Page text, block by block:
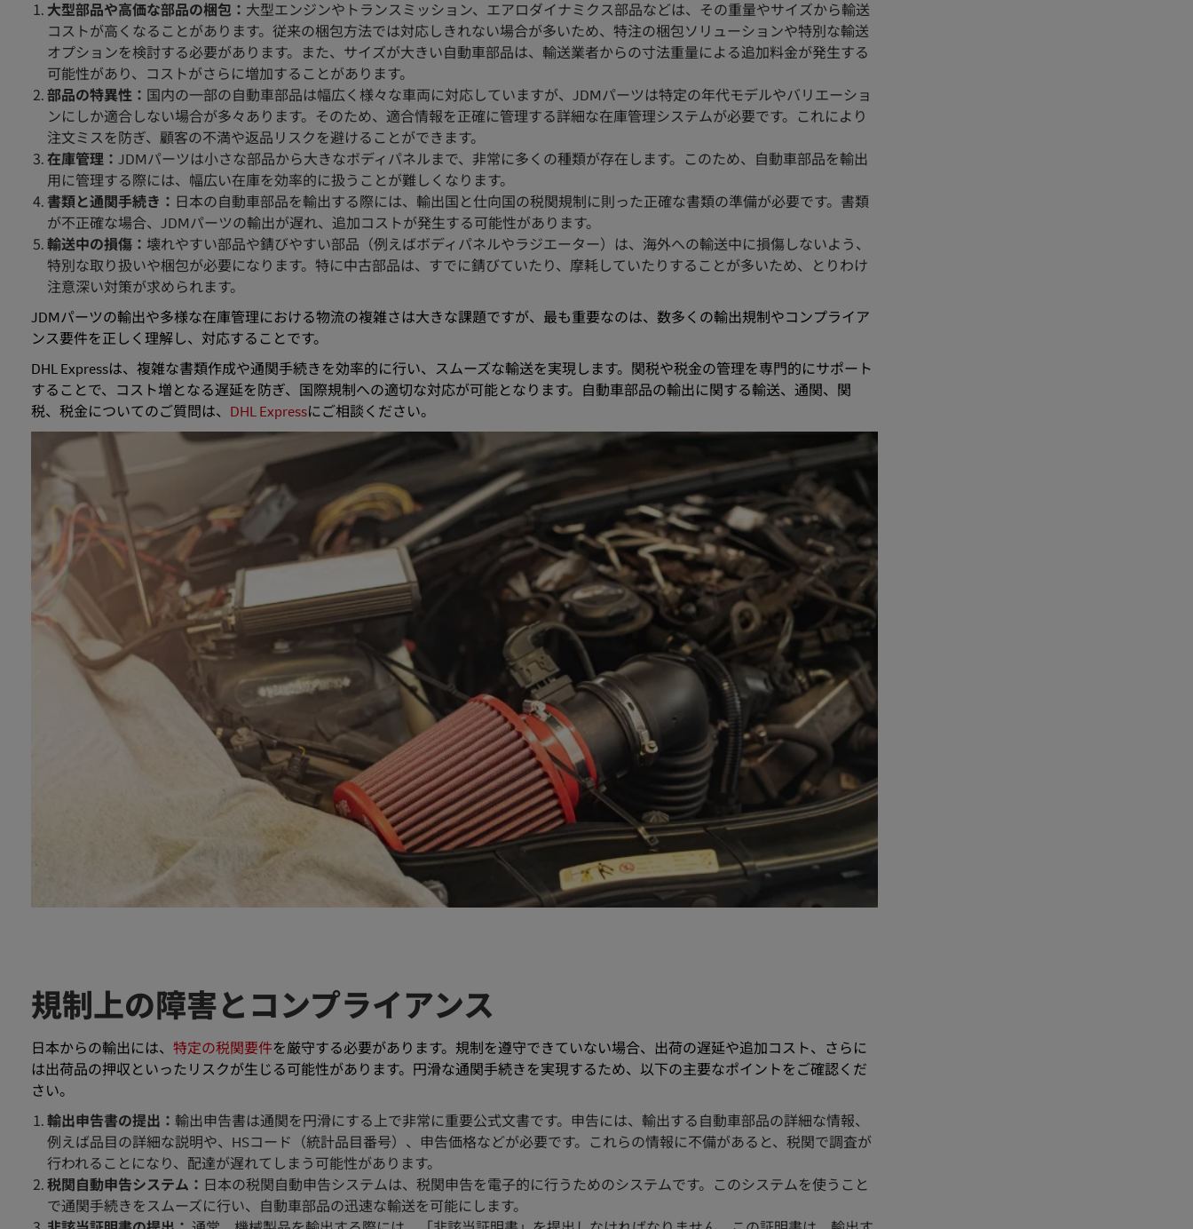
大型部品や高価な部品の梱包： 大型エンジンやトランスミッション、エアロダイナミクス部品などは、その重量やサイズから輸送
コストが高くなることがあります。従来の梱包方法では対応しきれない場合が多いため、特注の梱包ソリューションや特別な輸送
オプションを検討する必要があります。また、サイズが大きい自動車部品は、輸送業者からの寸法重量による追加料金が発生する
可能性があり、コストがさらに増加することがあります。
部品の特異性： 国内の一部の自動車部品は幅広く様々な車両に対応していますが、JDMパーツは特定の年代モデルやバリエーショ
ンにしか適合しない場合が多々あります。そのため、適合情報を正確に管理する詳細な在庫管理システムが必要です。これにより
注文ミスを防ぎ、顧客の不満や返品リスクを避けることができます。
在庫管理： JDMパーツは小さな部品から大きなボディパネルまで、非常に多くの種類が存在します。このため、自動車部品を輸出
用に管理する際には、幅広い在庫を効率的に扱うことが難しくなります。
書類と通関手続き： 日本の自動車部品を輸出する際には、輸出国と仕向国の税関規制に則った正確な書類の準備が必要です。書類
が不正確な場合、JDMパーツの輸出が遅れ、追加コストが発生する可能性があります。
輸送中の損傷： 壊れやすい部品や錆びやすい部品（例えばボディパネルやラジエーター）は、海外への輸送中に損傷しないよう、
特別な取り扱いや梱包が必要になります。特に中古部品は、すでに錆びていたり、摩耗していたりすることが多いため、とりわけ
注意深い対策が求められます。
JDMパーツの輸出や多様な在庫管理における物流の複雑さは大きな課題ですが、最も重要なのは、数多くの輸出規制やコンプライア
ンス要件を正しく理解し、対応することです。
DHL Expressは、複雑な書類作成や通関手続きを効率的に行い、スムーズな輸送を実現します。関税や税金の管理を専門的にサポート
することで、コスト増となる遅延を防ぎ、国際規制への適切な対応が可能となります。自動車部品の輸出に関する輸送、通関、関
税、税金についてのご質問は、 DHL Expressにご相談ください。
規制上の障害とコンプライアンス
日本からの輸出には、 特定の税関要件を厳守する必要があります。規制を遵守できていない場合、出荷の遅延や追加コスト、さらに
は出荷品の押収といったリスクが生じる可能性があります。円滑な通関手続きを実現するため、以下の主要なポイントをご確認くだ
さい。
輸出申告書の提出： 輸出申告書は通関を円滑にする上で非常に重要公式文書です。申告には、輸出する自動車部品の詳細な情報、
例えば品目の詳細な説明や、HSコード（統計品目番号）、申告価格などが必要です。これらの情報に不備があると、税関で調査が
行われることになり、配達が遅れてしまう可能性があります。
税関自動申告システム： 日本の税関自動申告システムは、税関申告を電子的に行うためのシステムです。このシステムを使うこと
で通関手続きをスムーズに行い、自動車部品の迅速な輸送を可能にします。